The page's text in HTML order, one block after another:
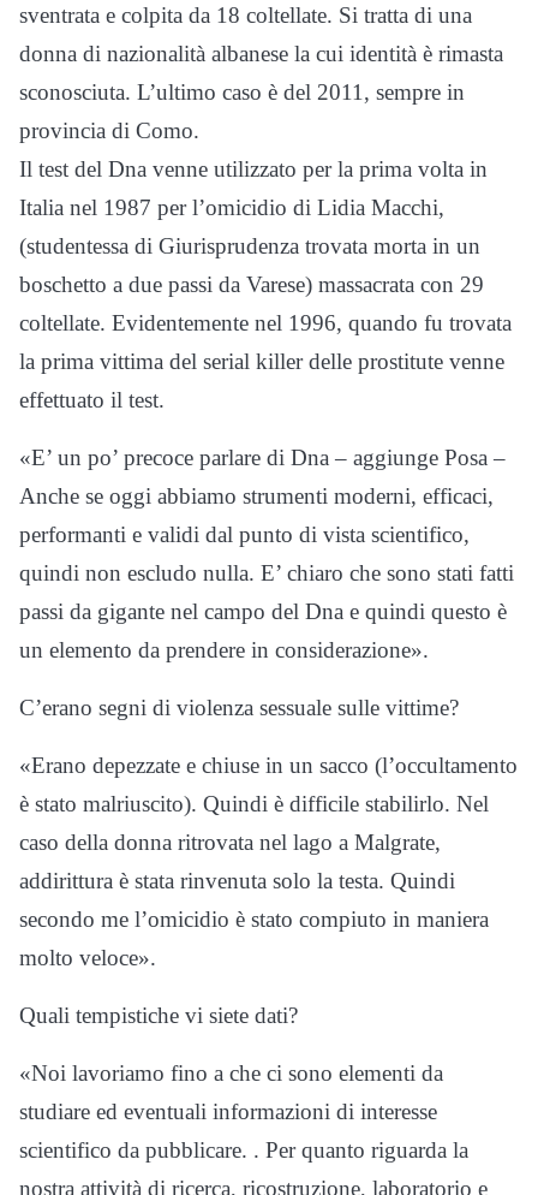
sventrata e colpita da 18 coltellate. Si tratta di una
donna di nazionalità albanese la cui identità è rimasta
sconosciuta. L’ultimo caso è del 2011, sempre in
provincia di Como.
Il test del Dna venne utilizzato per la prima volta in
Italia nel 1987 per l’omicidio di Lidia Macchi,
(studentessa di Giurisprudenza trovata morta in un
boschetto a due passi da Varese) massacrata con 29
coltellate. Evidentemente nel 1996, quando fu trovata
la prima vittima del serial killer delle prostitute venne
effettuato il test.
«E’ un po’ precoce parlare di Dna – aggiunge Posa –
Anche se oggi abbiamo strumenti moderni, efficaci,
performanti e validi dal punto di vista scientifico,
quindi non escludo nulla. E’ chiaro che sono stati fatti
passi da gigante nel campo del Dna e quindi questo è
un elemento da prendere in considerazione».
C’erano segni di violenza sessuale sulle vittime?
«Erano depezzate e chiuse in un sacco (l’occultamento
è stato malriuscito). Quindi è difficile stabilirlo. Nel
caso della donna ritrovata nel lago a Malgrate,
addirittura è stata rinvenuta solo la testa. Quindi
secondo me l’omicidio è stato compiuto in maniera
molto veloce».
Quali tempistiche vi siete dati?
«Noi lavoriamo fino a che ci sono elementi da
studiare ed eventuali informazioni di interesse
scientifico da pubblicare. . Per quanto riguarda la
nostra attività di ricerca, ricostruzione, laboratorio e